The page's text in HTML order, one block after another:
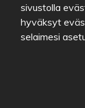
sivustolla
hyväksyt
selaimesi